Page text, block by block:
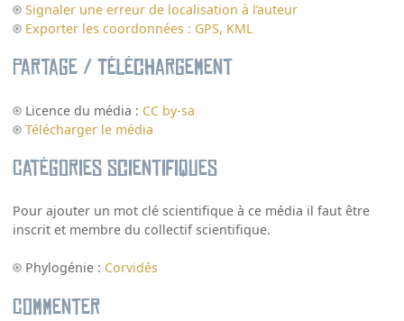
Signaler une erreur de localisation à l’auteur
Exporter les coordonnées : GPS, KML
Partage / Téléchargement
Licence du média : CC by-sa
Télécharger le média
Catégories scientifiques
Pour ajouter un mot clé scientifique à ce média il faut être
inscrit et membre du collectif scientifique.
Phylogénie : Corvidés
Commenter